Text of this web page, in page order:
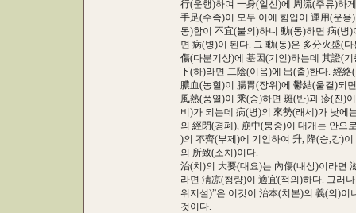
行(운행)하여 一身(일신)에 周流(주류)하게
手足(수족)이 모두 이에 힘입어 運用(운용)
동)함이 不宜(불의)하니 動(동)하면 病(병)
면 病(병)이 된다. 그 動(동)은 多分火盛(다
傷(다분기상)에 基因(기인)하는데 其證(기
下(하)라면 二陰(이음)에 出(출)한다. 經絡(
膿血(농혈)이 腸胃(장위)에 鬱結(울결)되면
風熱(풍열)이 乘(승)하면 斑(반)과 疹(진)이
비)가 되는데 病(병)의 來勢(래세)가 낮에
의 經閉(경폐), 崩中(붕중)이 대개는 안으
)의 不齊(부제)에 기인하여 升, 降(승,강)이
의 所致(소치)이다.
治(치)의 大要(대요)는 內傷(내상)이라면
라면 淸凉(청량)이 適宜(적의)하다. 그러나
위지설)”은 이것이 治本(치본)의 義(의)이
것이다.